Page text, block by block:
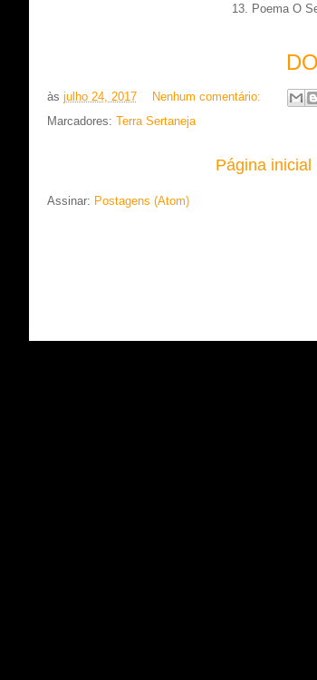
13. Poema O
às julho 24, 2017
Nenhum comentário:
Marcadores: Terra Sertaneja
Página inicial
Assinar: Postagens (Atom)